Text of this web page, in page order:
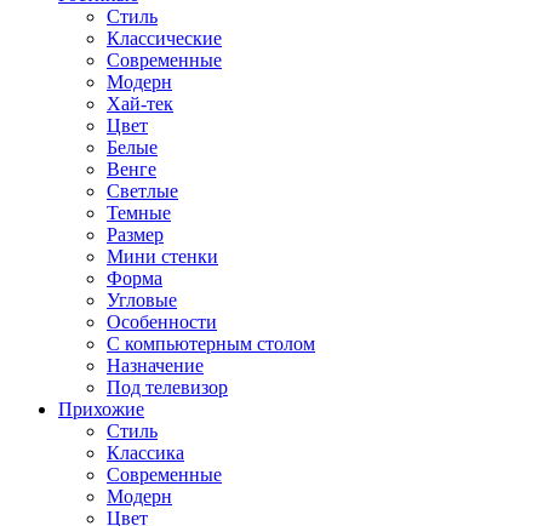
Стиль
Классические
Современные
Модерн
Хай-тек
Цвет
Белые
Венге
Светлые
Темные
Размер
Мини стенки
Форма
Угловые
Особенности
С компьютерным столом
Назначение
Под телевизор
Прихожие
Стиль
Классика
Современные
Модерн
Цвет